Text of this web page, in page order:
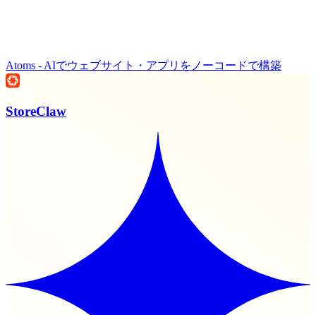
Atoms - AIでウェブサイト・アプリをノーコードで構築
StoreClaw